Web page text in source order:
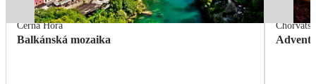
Černá Hora
Balkánská mozaika Advent